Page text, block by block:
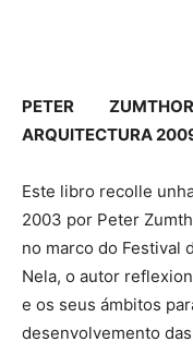
PETER
ARQUITECTURA
Este libro recolle
2003 por Peter
no marco do Festival
Nela, o autor
e os seus ámbitos
desenvolvemento